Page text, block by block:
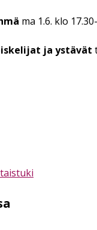
ma 1.6. klo
ja ystävät